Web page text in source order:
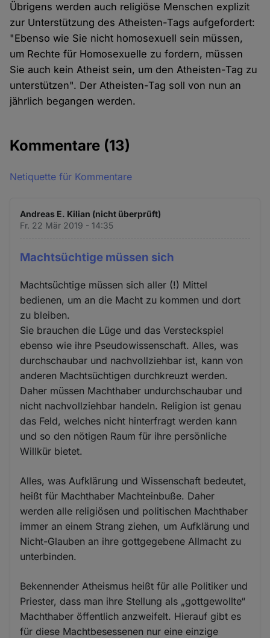
Übrigens werden auch religiöse Menschen explizit
zur Unterstützung des Atheisten-Tags aufgefordert:
"Ebenso wie Sie nicht homosexuell sein müssen,
um Rechte für Homosexuelle zu fordern, müssen
Sie auch kein Atheist sein, um den Atheisten-Tag zu
unterstützen". Der Atheisten-Tag soll von nun an
jährlich begangen werden.
Kommentare (13)
Netiquette für Kommentare
Andreas E. Kilian (nicht überprüft)
Fr. 22 Mär 2019 - 14:35
Machtsüchtige müssen sich
Machtsüchtige müssen sich aller (!) Mittel
bedienen, um an die Macht zu kommen und dort
zu bleiben.
Sie brauchen die Lüge und das Versteckspiel
ebenso wie ihre Pseudowissenschaft. Alles, was
durchschaubar und nachvollziehbar ist, kann von
anderen Machtsüchtigen durchkreuzt werden.
Daher müssen Machthaber undurchschaubar und
nicht nachvollziehbar handeln. Religion ist genau
das Feld, welches nicht hinterfragt werden kann
und so den nötigen Raum für ihre persönliche
Willkür bietet.
Alles, was Aufklärung und Wissenschaft bedeutet,
heißt für Machthaber Machteinbuße. Daher
werden alle religiösen und politischen Machthaber
immer an einem Strang ziehen, um Aufklärung und
Nicht-Glauben an ihre gottgegebene Allmacht zu
unterbinden.
Bekennender Atheismus heißt für alle Politiker und
Priester, dass man ihre Stellung als „gottgewollte“
Machthaber öffentlich anzweifelt. Hierauf gibt es
für diese Machtbesessenen nur eine einzige